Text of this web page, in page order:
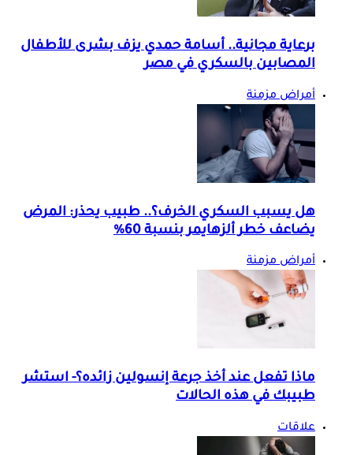
برعاية مجانية.. أسامة حمدي يزف بشرى للأطفال
المصابين بالسكري في مصر
أمراض مزمنة
هل يسبب السكري الخرف؟.. طبيب يحذر: المرض
يضاعف خطر ألزهايمر بنسبة 60%
أمراض مزمنة
ماذا تفعل عند أخذ جرعة إنسولين زائده؟- استشر
طبيبك في هذه الحالات
علاقات